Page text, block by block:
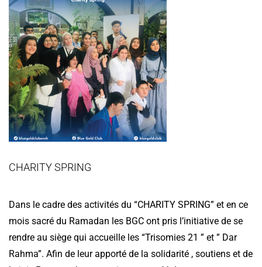
CHARITY SPRING
Dans le cadre des activités du “CHARITY SPRING” et en ce
mois sacré du Ramadan les BGC ont pris l’initiative de se
rendre au siège qui accueille les “Trisomies 21 ” et ” Dar
Rahma”. Afin de leur apporté de la solidarité , soutiens et de